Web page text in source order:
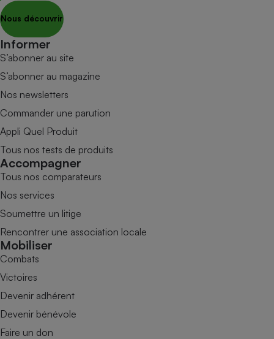
Nous découvrir
Informer
S’abonner au site
S’abonner au magazine
Nos newsletters
Commander une parution
Appli Quel Produit
Tous nos tests de produits
Accompagner
Tous nos comparateurs
Nos services
Soumettre un litige
Rencontrer une association locale
Mobiliser
Combats
Victoires
Devenir adhérent
Devenir bénévole
Faire un don